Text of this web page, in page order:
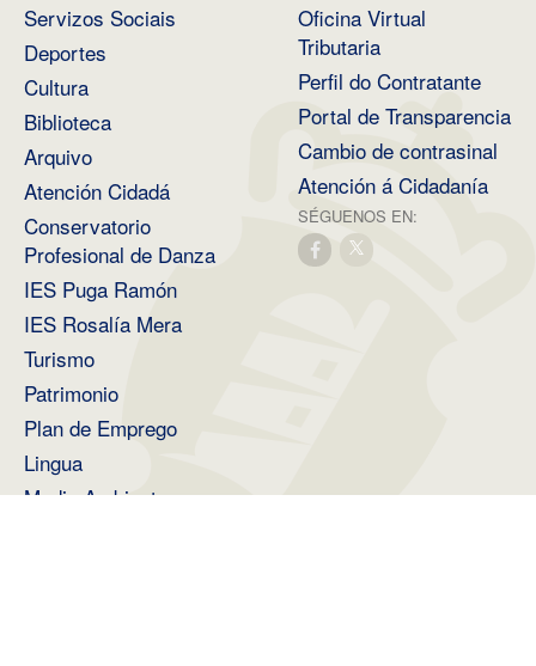
Servizos Sociais
Deportes
Cultura
Biblioteca
Arquivo
Atención Cidadá
Conservatorio
Profesional de Danza
IES Puga Ramón
IES Rosalía Mera
Turismo
Patrimonio
Plan de Emprego
Lingua
Medio Ambiente
Oficina Virtual
Tributaria
Perfil do Contratante
Portal de Transparencia
Cambio de contrasinal
Atención á Cidadanía
SÉGUENOS EN: